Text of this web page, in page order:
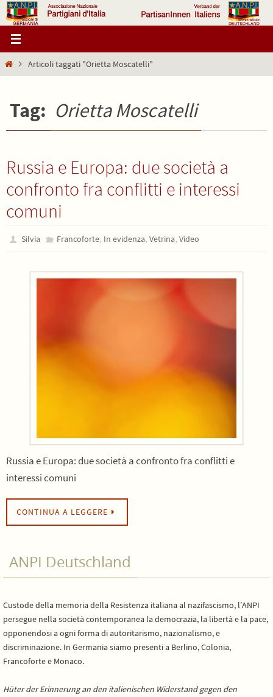
Salta
al
contenuto
HomeArticoli taggati "Orietta Moscatelli"
Tag: Orietta Moscatelli
Russia e Europa: due società a
confronto fra conflitti e interessi
comuni
Silvia Francoforte, In evidenza, Vetrina, Video
Russia e Europa: due società a confronto fra conflitti e
interessi comuni
CONTINUA A LEGGERE
ANPI Deutschland
Custode della memoria della Resistenza italiana al nazifascismo, l’ANPI
persegue nella società contemporanea la democrazia, la libertà e la pace,
opponendosi a ogni forma di autoritarismo, nazionalismo, e
discriminazione. In Germania siamo presenti a Berlino, Colonia,
Francoforte e Monaco.
Hüter der Erinnerung an den italienischen Widerstand gegen den